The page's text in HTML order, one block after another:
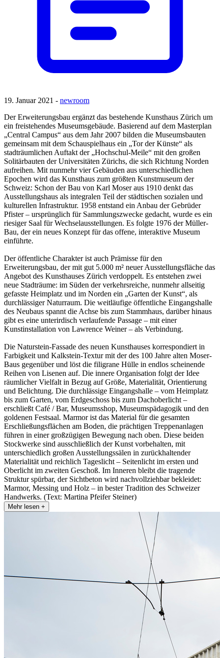
19. Januar 2021 - newroom
Der Erweiterungsbau ergänzt das bestehende Kunsthaus Zürich um
ein freistehendes Museumsgebäude. Basierend auf dem Masterplan
„Central Campus“ aus dem Jahr 2007 bilden die Museumsbauten
gemeinsam mit dem Schauspielhaus ein „Tor der Künste“ als
stadträumlichen Auftakt der „Hochschul-Meile“ mit den großen
Solitärbauten der Universitäten Zürichs, die sich Richtung Norden
aufreihen. Mit nunmehr vier Gebäuden aus unterschiedlichen
Epochen wird das Kunsthaus zum größten Kunstmuseum der
Schweiz: Schon der Bau von Karl Moser aus 1910 denkt das
Ausstellungshaus als integralen Teil der städtischen sozialen und
kulturellen Infrastruktur. 1958 entstand ein Anbau der Gebrüder
Pfister – ursprünglich für Sammlungszwecke gedacht, wurde es ein
riesiger Saal für Wechselausstellungen. Es folgte 1976 der Müller-
Bau, der ein neues Konzept für das offene, interaktive Museum
einführte.
Der öffentliche Charakter ist auch Prämisse für den
Erweiterungsbau, der mit gut 5.000 m² neuer Ausstellungsfläche das
Angebot des Kunsthauses Zürich verdoppelt. Es entstehen zwei
neue Stadträume: im Süden der verkehrsreiche, nunmehr allseitig
gefasste Heimplatz und im Norden ein „Garten der Kunst“, als
durchlässiger Naturraum. Die weitläufige öffentliche Eingangshalle
des Neubaus spannt die Achse bis zum Stammhaus, darüber hinaus
gibt es eine unterirdisch verlaufende Passage – mit einer
Kunstinstallation von Lawrence Weiner – als Verbindung.
Die Naturstein-Fassade des neuen Kunsthauses korrespondiert in
Farbigkeit und Kalkstein-Textur mit der des 100 Jahre alten Moser-
Baus gegenüber und löst die filigrane Hülle in endlos scheinende
Reihen von Lisenen auf. Die innere Organisation folgt der Idee
räumlicher Vielfalt in Bezug auf Größe, Materialität, Orientierung
und Belichtung. Die durchlässige Eingangshalle – vom Heimplatz
bis zum Garten, vom Erdgeschoss bis zum Dachoberlicht –
erschließt Café / Bar, Museumsshop, Museumspädagogik und den
goldenen Festsaal. Marmor ist das Material für die gesamten
Erschließungsflächen am Boden, die prächtigen Treppenanlagen
führen in einer großzügigen Bewegung nach oben. Diese beiden
Stockwerke sind ausschließlich der Kunst vorbehalten, mit
unterschiedlich großen Ausstellungssälen in zurückhaltender
Materialität und reichlich Tageslicht – Seitenlicht im ersten und
Oberlicht im zweiten Geschoß. Im Inneren bleibt die tragende
Struktur spürbar, der Sichtbeton wird nachvollziehbar bekleidet:
Marmor, Messing und Holz – in bester Tradition des Schweizer
Handwerks. (Text: Martina Pfeifer Steiner)
Mehr lesen +